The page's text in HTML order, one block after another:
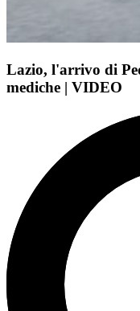
Lazio, l'arrivo di
mediche | VIDEO